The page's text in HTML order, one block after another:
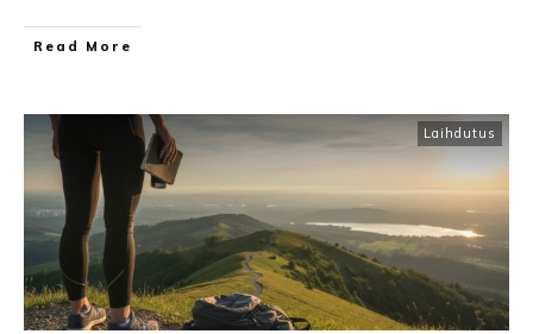
Read More
Laihdutus